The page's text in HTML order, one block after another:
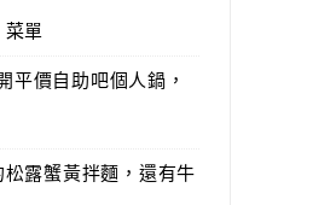
單
平價自助吧個人鍋，
松露蟹黃拌麵，還有牛